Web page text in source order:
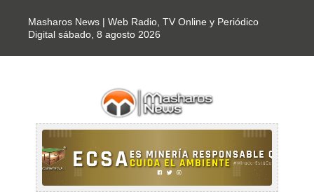
Masharos News | Web Radio, TV Online y Periódico
Digital sábado, 8 agosto 2026